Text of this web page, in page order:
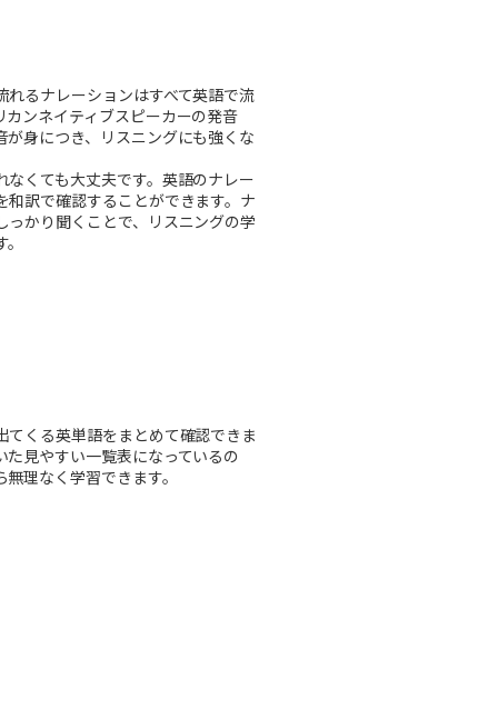
れるナレーションはすべて英語で流
カンネイティブスピーカーの発音
が身につき、リスニングにも強くな
なくても大丈夫です。英語のナレー
和訳で確認することができます。ナ
っかり聞くことで、リスニングの学
てくる英単語をまとめて確認できま
た見やすい一覧表になっているの
理なく学習できます。